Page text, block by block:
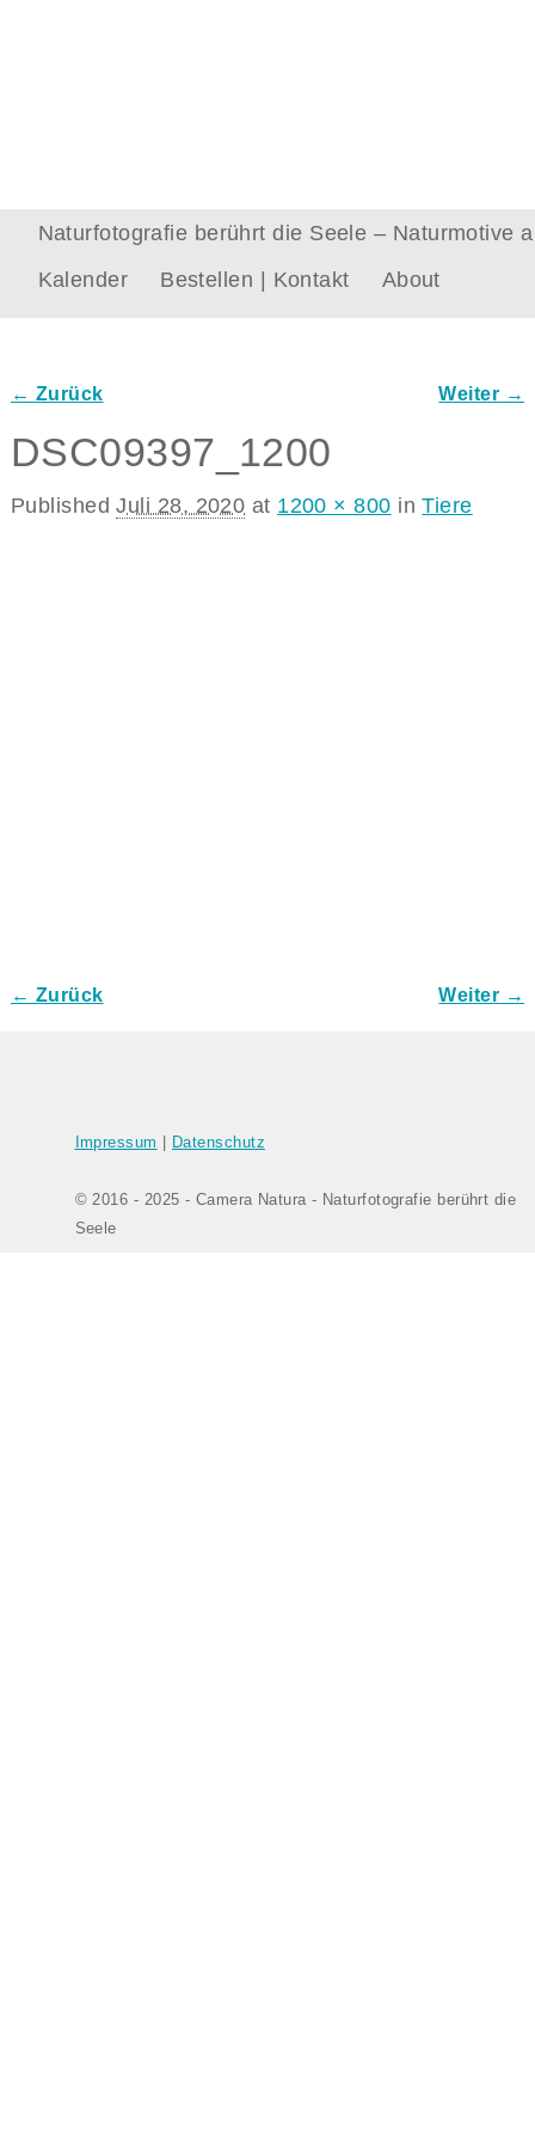
Naturfotografie berührt die Seele – Naturmotive
Kalender
Bestellen | Kontakt About
← Zurück Weiter →
DSC09397_1200
PublishedJuli 28, 2020 at 1200 × 800 inTiere
← Zurück Weiter →
Impressum Datenschutz
© 2016 - 2025 - Camera Natura - Naturfotografie berührt die
Seele